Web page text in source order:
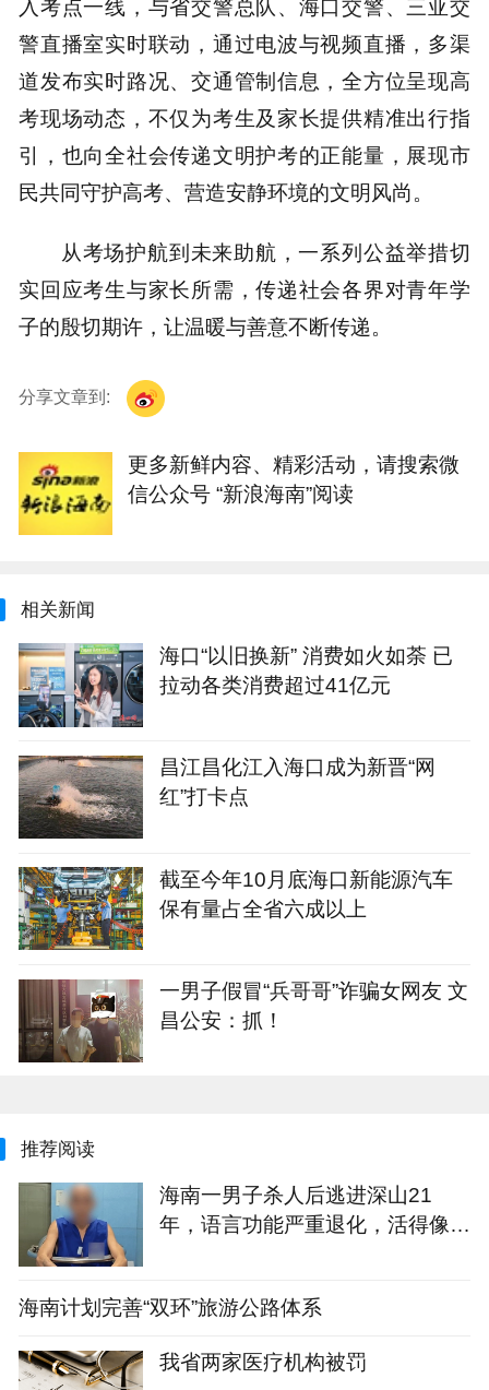
入考点一线，与省交警总队、海口交警、三亚交
警直播室实时联动，通过电波与视频直播，多渠
道发布实时路况、交通管制信息，全方位呈现高
考现场动态，不仅为考生及家长提供精准出行指
引，也向全社会传递文明护考的正能量，展现市
民共同守护高考、营造安静环境的文明风尚。
从考场护航到未来助航，一系列公益举措切
实回应考生与家长所需，传递社会各界对青年学
子的殷切期许，让温暖与善意不断传递。
分享文章到:
更多新鲜内容、精彩活动，请搜索微
信公众号 “新浪海南”阅读
相关新闻
海口“以旧换新” 消费如火如荼 已
拉动各类消费超过41亿元
昌江昌化江入海口成为新晋“网
红”打卡点
截至今年10月底海口新能源汽车
保有量占全省六成以上
一男子假冒“兵哥哥”诈骗女网友 文
昌公安：抓！
推荐阅读
海南一男子杀人后逃进深山21
年，语言功能严重退化，活得像野
海南计划完善“双环”旅游公路体系
我省两家医疗机构被罚